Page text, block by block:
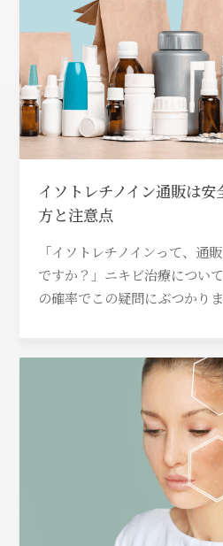
イソトレチノイン通販は
方と注意点
「イソトレチノインって、通
ですか？」ニキビ治療につい
の確率でこの疑問にぶつかり